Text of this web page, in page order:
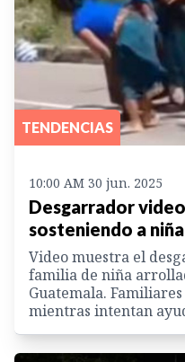
TENDENCIAS
10:00 AM 30 jun. 2025
Desgarrador
sosteniendo a
Video muestra el
familia de niña
Guatemala.
mientras intentan